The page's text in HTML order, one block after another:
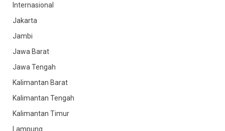
Internasional
Jakarta
Jambi
Jawa Barat
Jawa Tengah
Kalimantan Barat
Kalimantan Tengah
Kalimantan Timur
Lampung